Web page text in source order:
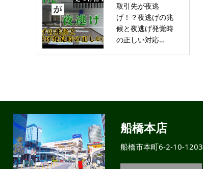
取引先が夜逃
げ！？夜逃げの兆
候と夜逃げ発覚時
の正しい対応…
船橋本店
船橋市本町6-2-10-1203